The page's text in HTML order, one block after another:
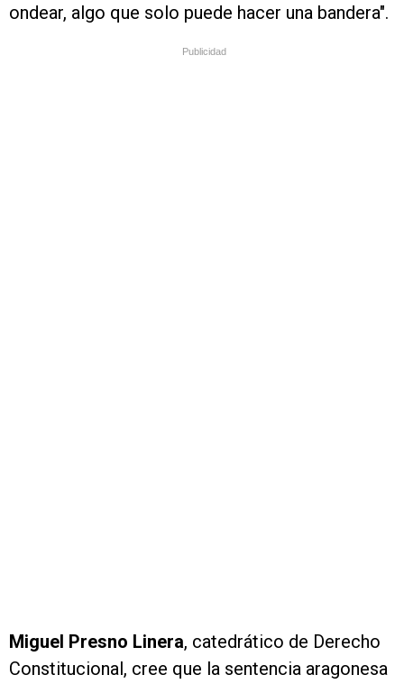
ondear, algo que solo puede hacer una bandera".
Publicidad
Miguel Presno Linera, catedrático de Derecho
Constitucional, cree que la sentencia aragonesa